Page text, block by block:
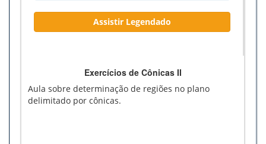
Assistir Legendado
Exercícios de Cônicas II
Aula sobre determinação de regiões no plano
delimitado por cônicas.